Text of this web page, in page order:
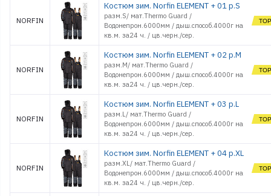
NORFIN
Костюм зим. Norfin ELEMENT + 01 р.S
разм.S/ мат.Thermo Guard /
Водонепрон.6000мм / дыш.способ.4000г на
кв.м. за24 ч. / цв.черн./сер.
NORFIN
Костюм зим. Norfin ELEMENT + 02 р.M
разм.M/ мат.Thermo Guard /
Водонепрон.6000мм / дыш.способ.4000г на
кв.м. за24 ч. / цв.черн./сер.
NORFIN
Костюм зим. Norfin ELEMENT + 03 р.L
разм.L/ мат.Thermo Guard /
Водонепрон.6000мм / дыш.способ.4000г на
кв.м. за24 ч. / цв.черн./сер.
NORFIN
Костюм зим. Norfin ELEMENT + 04 р.XL
разм.XL/ мат.Thermo Guard /
Водонепрон.6000мм / дыш.способ.4000г на
кв.м. за24 ч. / цв.черн./сер.